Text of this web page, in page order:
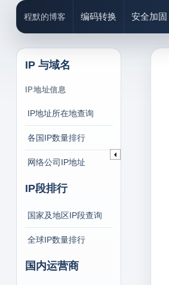
程默的博客 编码转换 安全加固
IP 与域名
IP地址信息
IP地址所在地查询
各国IP数量排行
网络公司IP地址
IP段排行
国家及地区IP段查询
全球IP数量排行
国内运营商